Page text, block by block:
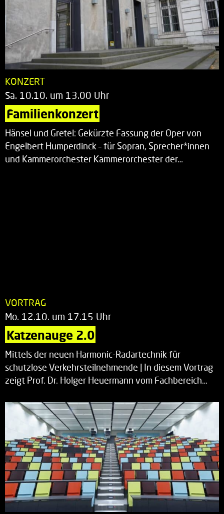
KONZERT
Sa. 10.10. um 13.00 Uhr
Familienkonzert
Hänsel und Gretel: Gekürzte Fassung der Oper von
Engelbert Humperdinck – für Sopran, Sprecher*innen
und Kammerorchester Kammerorchester der…
VORTRAG
Mo. 12.10. um 17.15 Uhr
Katzenauge 2.0
Mittels der neuen Harmonic-Radartechnik für
schutzlose Verkehrsteilnehmende | In diesem Vortrag
zeigt Prof. Dr. Holger Heuermann vom Fachbereich…